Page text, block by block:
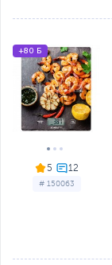
5
# 150063
+80 Б